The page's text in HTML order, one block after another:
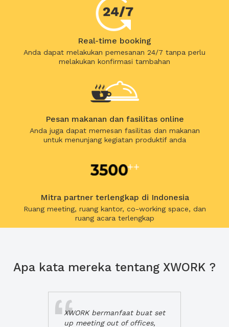
Real-time booking
Anda dapat melakukan pemesanan 24/7 tanpa perlu
melakukan konfirmasi tambahan
Pesan makanan dan fasilitas online
Anda juga dapat memesan fasilitas dan makanan
untuk menunjang kegiatan produktif anda
Mitra partner terlengkap di Indonesia
Ruang meeting, ruang kantor, co-working space, dan
ruang acara terlengkap
Apa kata mereka tentang XWORK ?
XWORK bermanfaat buat set
up meeting out of offices,